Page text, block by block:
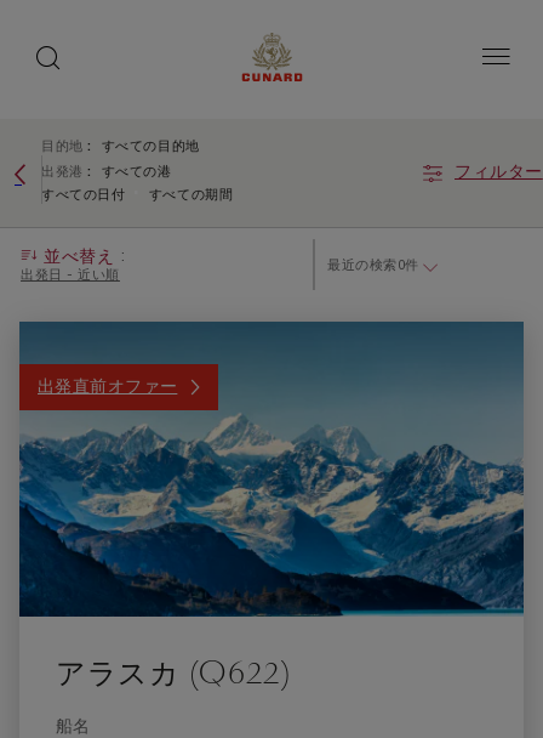
ス
キ
ッ
ッ
ク
シ
ビ
リ
目的地 :
すべての目的地
出発港 :
すべての港
すべての日付
すべての期間
フィルター
並べ替え :
出発日 - 近い順
最近の検索0件
出発直前オファー
アラスカ (Q622)
船名